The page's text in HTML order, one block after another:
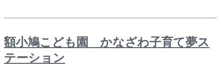
額小鳩こども園 かなざわ子育て夢ス
テーション